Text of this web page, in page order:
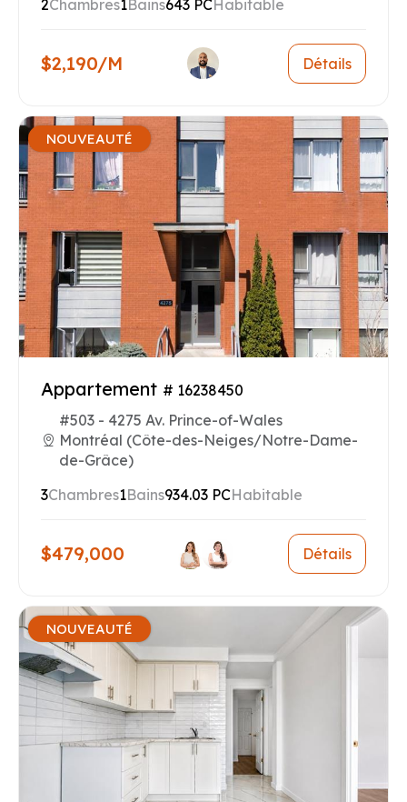
2Chambres1Bains643 PCHabitable
$2,190/M Détails
NOUVEAUTÉ
Appartement # 16238450
#503 - 4275 Av. Prince-of-Wales
Montréal (Côte-des-Neiges/Notre-Dame-
de-Grâce)
3Chambres1Bains934.03 PCHabitable
$479,000 Détails
NOUVEAUTÉ